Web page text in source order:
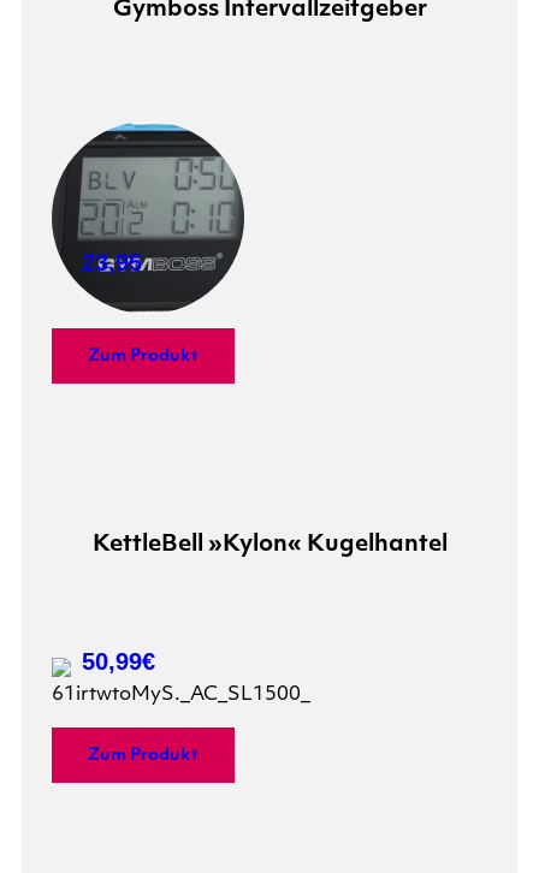
Gymboss Intervallzeitgeber
23,95
Zum Produkt
KettleBell »Kylon« Kugelhantel
50,99€
Zum Produkt